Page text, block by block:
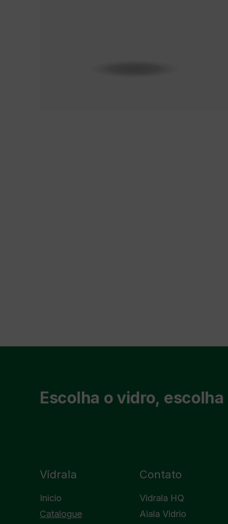
Escolha o vidro,
Vidrala
Inicio
Catalogue
Contato
Vidrala HQ
Aiala Vidrio